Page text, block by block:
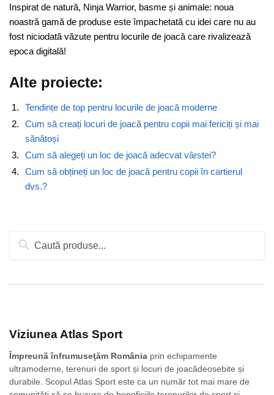
Inspirat de natură, Ninja Warrior, basme și animale: noua
noastră gamă de produse este împachetată cu idei care nu au
fost niciodată văzute pentru locurile de joacă care rivalizează
epoca digitală!
Alte proiecte:
Tendințe de top pentru locurile de joacă moderne
Cum să creați locuri de joacă pentru copii mai fericiți și mai
sănătoși
Cum să alegeți un loc de joacă adecvat vârstei?
Cum să obțineți un loc de joacă pentru copii în cartierul
dvs.?
Caută
Viziunea Atlas Sport
Împreună înfrumuseţăm România prin echipamente
ultramoderne, terenuri de sport și locuri de joacădeosebite și
durabile. Scopul Atlas Sport este ca un număr tot mai mare de